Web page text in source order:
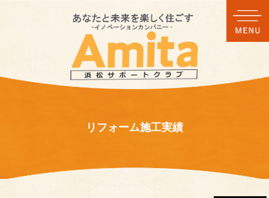
リフォーム施工実績